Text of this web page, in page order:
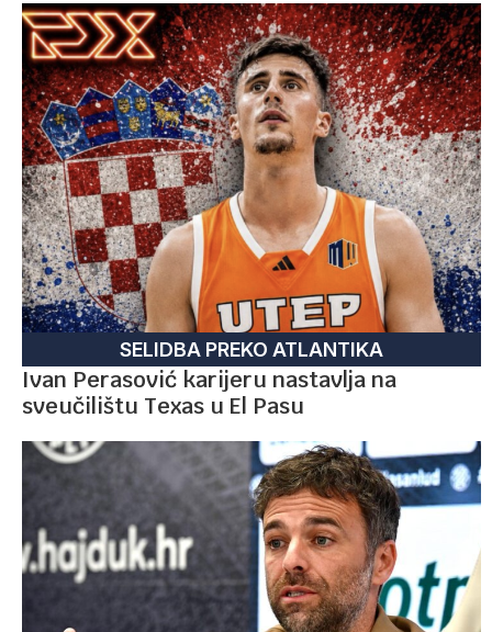
SELIDBA PREKO ATLANTIKA
Ivan Perasović karijeru nastavlja na
sveučilištu Texas u El Pasu